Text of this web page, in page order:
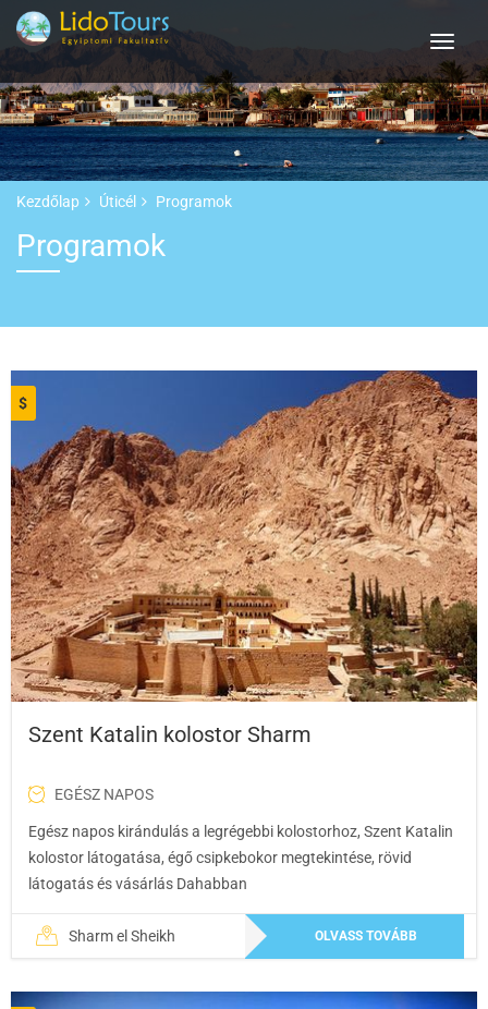
Kezdőlap Úticél Programok
Programok
$
Szent Katalin kolostor Sharm
EGÉSZ NAPOS
Egész napos kirándulás a legrégebbi kolostorhoz, Szent Katalin
kolostor látogatása, égő csipkebokor megtekintése, rövid
látogatás és vásárlás Dahabban
Sharm el Sheikh OLVASS TOVÁBB